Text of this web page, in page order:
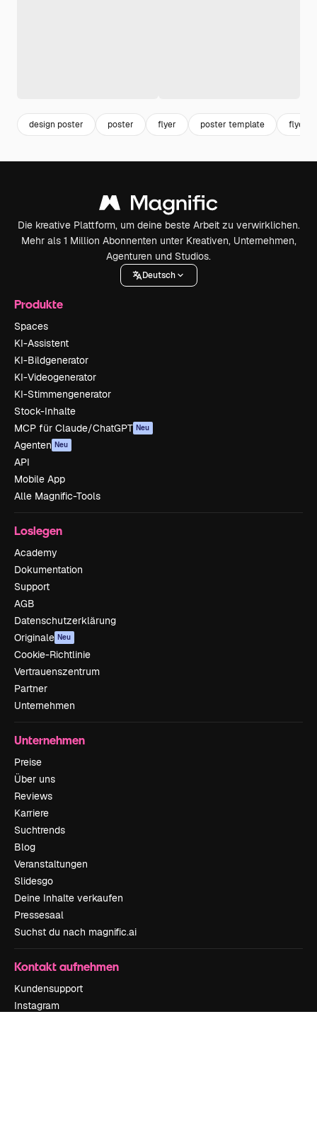
design poster poster flyer poster template flyer
Die kreative Plattform, um deine beste Arbeit zu verwirklichen.
Mehr als 1 Million Abonnenten unter Kreativen, Unternehmen,
Agenturen und Studios.
Deutsch
Produkte
Spaces
KI-Assistent
KI-Bildgenerator
KI-Videogenerator
KI-Stimmengenerator
Stock-Inhalte
MCP für Claude/ChatGPT Neu
Agenten Neu
API
Mobile App
Alle Magnific-Tools
Loslegen
Academy
Dokumentation
Support
AGB
Datenschutzerklärung
Originale Neu
Cookie-Richtlinie
Vertrauenszentrum
Partner
Unternehmen
Unternehmen
Preise
Über uns
Reviews
Karriere
Suchtrends
Blog
Veranstaltungen
Slidesgo
Deine Inhalte verkaufen
Pressesaal
Suchst du nach magnific.ai
Kontakt aufnehmen
Kundensupport
Instagram